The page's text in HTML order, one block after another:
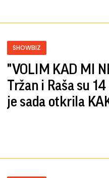
SHOWBIZ
"VOLIM KAD MI
Tržan i Raša su
je sada otkrila